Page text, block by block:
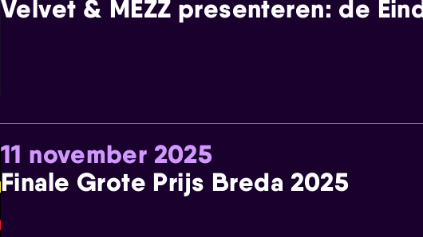
Velvet & MEZZ presenteren: de
11 november 2025
Finale Grote Prijs Breda 2025